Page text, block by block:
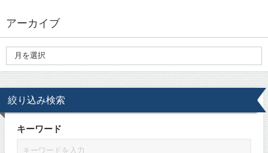
アーカイブ
絞り込み検索
キーワード